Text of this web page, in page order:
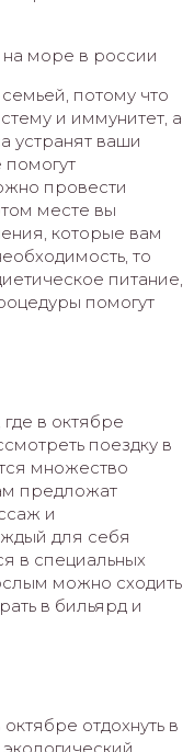
потому что
и иммунитет, а
устранят ваши
провести
месте вы
которые вам
то
питание,
помогут
в октябре
поездку в
множество
предложат
и
для себя
в специальных
можно сходить
в бильярд и
отдохнуть в